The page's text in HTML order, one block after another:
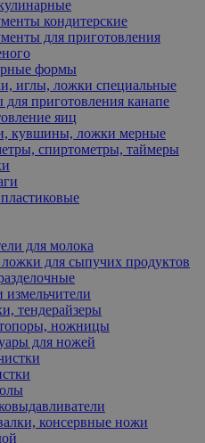
кондитерские
для приготовления
формы
иглы, ложки специальные
приготовления канапе
яиц
кувшины, ложки мерные
спиртометры, таймеры
для молока
для сыпучих продуктов
измельчители
тендерайзеры
ножницы
для ножей
консервные ножи